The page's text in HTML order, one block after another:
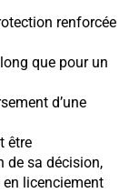
renforcée
que pour un
d’une
être
de sa décision,
licenciement